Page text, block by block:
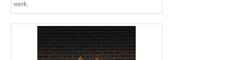
werk.